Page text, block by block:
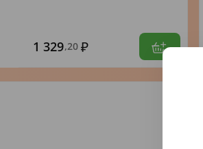
1 329,20